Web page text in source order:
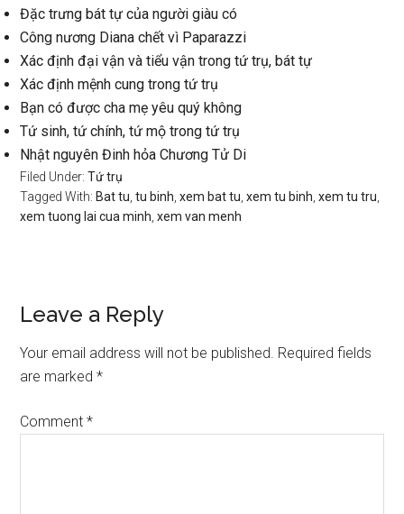
Đặc trưng bát tự của người giàu có
Công nương Diana chết vì Paparazzi
Xác định đại vận và tiểu vận trong tứ trụ, bát tự
Xác định mệnh cung trong tứ trụ
Bạn có được cha mẹ yêu quý không
Tứ sinh, tứ chính, tứ mộ trong tứ trụ
Nhật nguyên Đinh hỏa Chương Tử Di
Filed Under:Tứ trụ
Tagged With: Bat tu ,tu binh ,xem bat tu ,xem tu binh ,xem tu tru
xem tuong lai cua minh ,xem van menh
Reader
Interactions
Leave a Reply
Your email address will not be published. Required fields
are marked*
Comment*